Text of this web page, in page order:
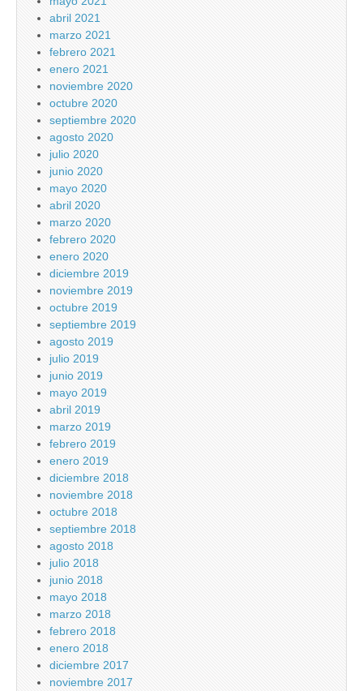
abril 2021
marzo 2021
febrero 2021
enero 2021
noviembre 2020
octubre 2020
septiembre 2020
agosto 2020
julio 2020
junio 2020
mayo 2020
abril 2020
marzo 2020
febrero 2020
enero 2020
diciembre 2019
noviembre 2019
octubre 2019
septiembre 2019
agosto 2019
julio 2019
junio 2019
mayo 2019
abril 2019
marzo 2019
febrero 2019
enero 2019
diciembre 2018
noviembre 2018
octubre 2018
septiembre 2018
agosto 2018
julio 2018
junio 2018
mayo 2018
marzo 2018
febrero 2018
enero 2018
diciembre 2017
noviembre 2017